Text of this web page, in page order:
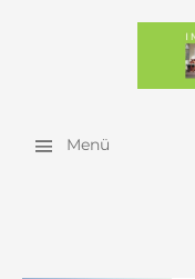
Menü